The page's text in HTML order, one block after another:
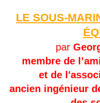
LE SOUS-
par
membre de
et de
ancien ingénieur